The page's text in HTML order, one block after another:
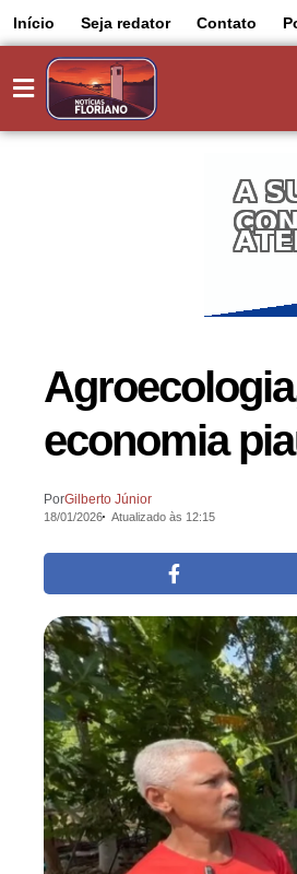
Início Seja redator Contato
economia
PorGilberto Júnior
18/01/2026 Atualizado às 12:15